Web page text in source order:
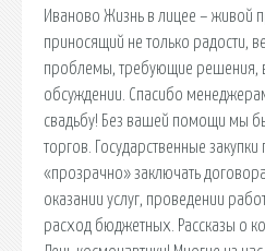
Иваново Жизнь в лицее – живой
приносящий не только радости,
проблемы, требующие решения,
обсуждении. Спасибо
свадьбу! Без вашей помощи мы
торгов. Государственные
«прозрачно» заключать
оказании услуг, проведении
расход бюджетных. Рассказы о